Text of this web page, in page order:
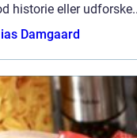
historie eller
Damgaard